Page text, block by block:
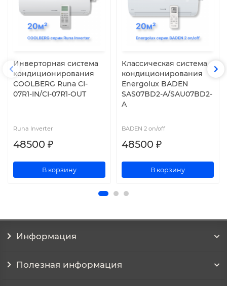
Инверторная система
кондиционирования
СOOLBERG Runa CI-
07R1-IN/CI-07R1-OUT
Runa Inverter
48500 ₽
В корзину
Классическая система
кондиционирования
Energolux BADEN
SAS07BD2-A/SAU07BD2-
A
BADEN 2 on/off
48500 ₽
В корзину
Информация
Полезная информация